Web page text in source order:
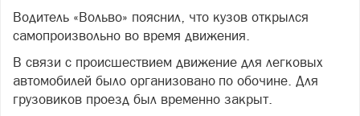
Водитель «Вольво» пояснил, что кузов открылся
самопроизвольно во время движения.
В связи с происшествием движение для легковых
автомобилей было организовано по обочине. Для
грузовиков проезд был временно закрыт.